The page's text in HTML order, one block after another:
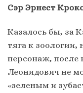
Сэр Эрнест
Казалось бы, за
тяга к зоологии,
персонаж, после
Леонидович не
«зеленым и